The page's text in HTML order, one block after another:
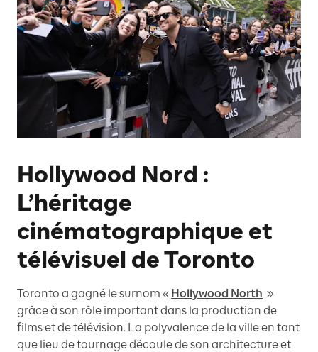
Hollywood Nord :
L’héritage
cinématographique et
télévisuel de Toronto
Toronto a gagné le surnom « Hollywood North »
grâce à son rôle important dans la production de
films et de télévision. La polyvalence de la ville en tant
que lieu de tournage découle de son architecture et